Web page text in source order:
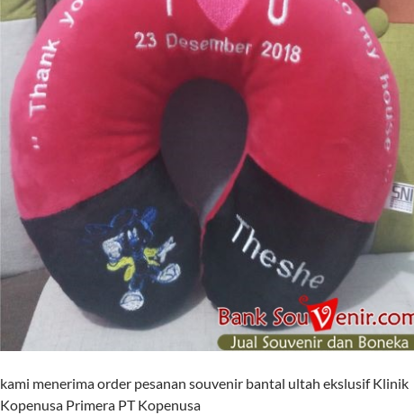
kami menerima order pesanan souvenir bantal ultah ekslusif Klinik
Kopenusa Primera PT Kopenusa